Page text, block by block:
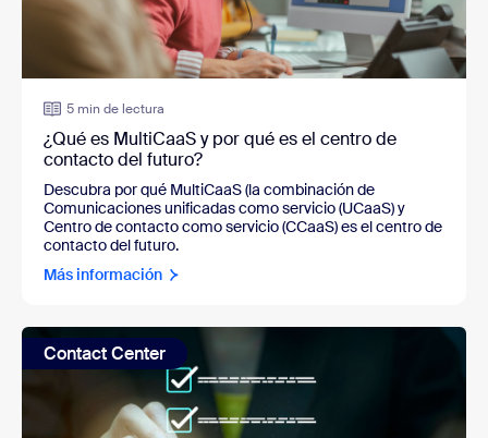
5 min de lectura
¿Qué es MultiCaaS y por qué es el centro de
contacto del futuro?
Descubra por qué MultiCaaS (la combinación de
Comunicaciones unificadas como servicio (UCaaS) y
Centro de contacto como servicio (CCaaS) es el centro de
contacto del futuro.
Más información
Contact Center